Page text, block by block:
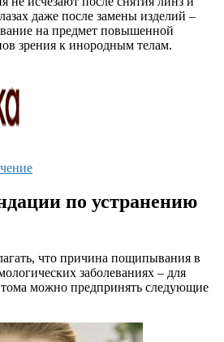
даже после замены изделий –
на предмет повышенной
зрения к инородным телам.
по устранению
что причина пощипывания в
заболеваниях – для
можно предпринять следующие